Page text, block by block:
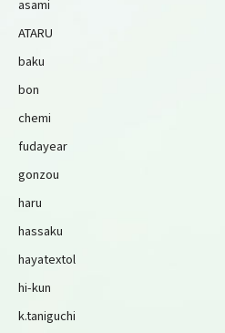
asami
ATARU
baku
bon
chemi
fudayear
gonzou
haru
hassaku
hayatextol
hi-kun
k.taniguchi